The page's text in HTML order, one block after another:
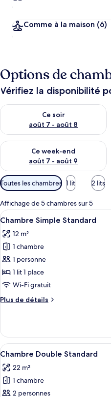
Comme à la maison (6)
Options de
Vérifiez la disponibilité
Ce soir
août 7 - août 8
Vérifier la disponibilité pour ce
Ce week-end
août 7 - août 9
Vérifier la disponibilité pour ce
Filtres
disponibles
pour
les
chambres
Toutes les chambres 1 lit 2 lits
Affichage de 5 chambres sur 5
Afficher
toutes
les
photos
pour
ce
type
chambre :
Standard
11
Chambre Simple Standard
12 m²
1 chambre
1 personne
1 lit 1 place
Wi-Fi gratuit
Plus de détails
Plus
le
type
de
Chambre
Simple
Standard
Afficher
toutes
les
photos
pour
13
Chambre Double Standard
22 m²
1 chambre
2 personnes